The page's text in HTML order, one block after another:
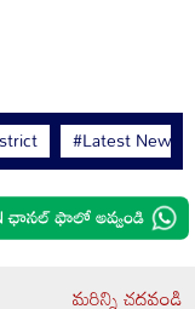
#Latest News
మరిన్ని చదవండి